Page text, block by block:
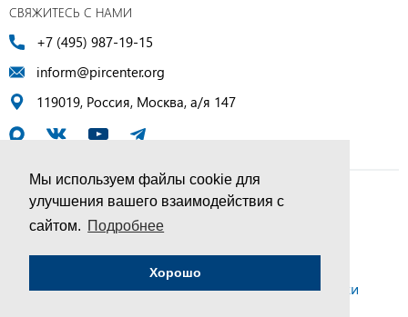
Мы используем файлы cookie для
улучшения вашего взаимодействия с
сайтом. Подробнее
Хорошо
СВЯЖИТЕСЬ С НАМИ
+7 (495) 987-19-15
inform@pircenter.org
119019, Россия, Москва, а/я 147
© ПИР-Центр, 1994–2025 | Все права защищены
Соглашение об обработке персональных данных
Политика конфиденциальности и условия обработки